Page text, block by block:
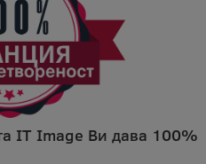
IT Image Ви дава 100%